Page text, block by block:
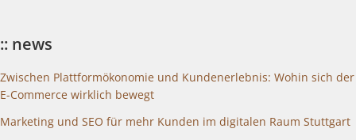
:: news
Zwischen Plattformökonomie und Kundenerlebnis: Wohin sich der
E-Commerce wirklich bewegt
Marketing und SEO für mehr Kunden im digitalen Raum Stuttgart